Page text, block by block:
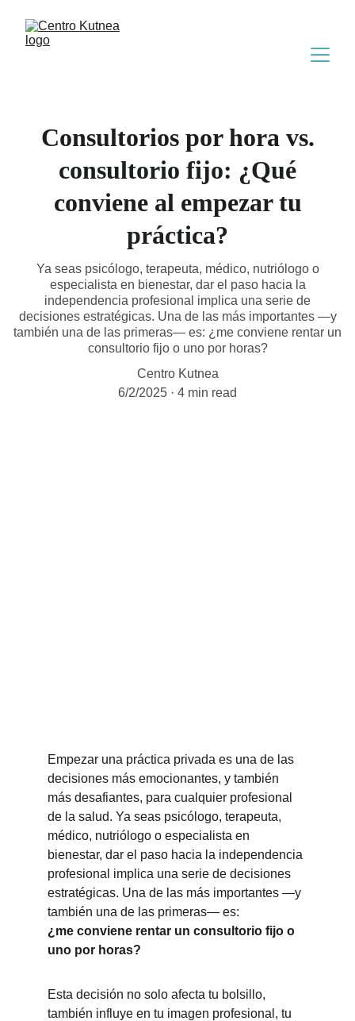
Consultorios por hora vs.
consultorio fijo: ¿Qué
conviene al empezar tu
práctica?
Ya seas psicólogo, terapeuta, médico, nutriólogo o
especialista en bienestar, dar el paso hacia la
independencia profesional implica una serie de
decisiones estratégicas. Una de las más importantes —y
también una de las primeras— es: ¿me conviene rentar un
consultorio fijo o uno por horas?
Centro Kutnea
6/2/2025
4 min read
Empezar una práctica privada es una de las
decisiones más emocionantes, y también
más desafiantes, para cualquier profesional
de la salud. Ya seas psicólogo, terapeuta,
médico, nutriólogo o especialista en
bienestar, dar el paso hacia la independencia
profesional implica una serie de decisiones
estratégicas. Una de las más importantes —y
también una de las primeras— es:
¿me conviene rentar un consultorio fijo o
uno por horas?
Esta decisión no solo afecta tu bolsillo,
también influye en tu imagen profesional, tu